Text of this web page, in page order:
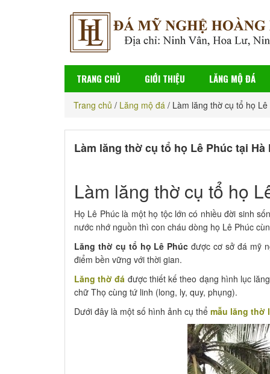
TRANG CHỦ GIỚI THIỆU LĂNG MỘ ĐÁ
Trang chủ / Lăng mộ đá / Làm lăng thờ cụ tổ họ
Làm lăng thờ cụ tổ họ Lê Phúc tại Hà
Làm lăng thờ cụ tổ họ
Họ Lê Phúc là một họ tộc lớn có nhiều đời sinh
nước nhớ nguồn thì con cháu dòng họ Lê Phúc
Lăng thờ cụ tổ họ Lê Phúc được cơ sở đá mỹ
điểm bền vững với thời gian.
Lăng thờ đá được thiết kế theo dạng hình lục
chữ Thọ cùng tứ linh (long, ly, quy, phụng).
Dưới đây là một số hình ảnh cụ thể mẫu lăng thờ